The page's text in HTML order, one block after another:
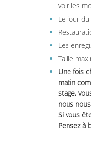
voir les
Le jour
Les
Taille
Une fois
matin
stage,
nous
Si vous
Pensez à